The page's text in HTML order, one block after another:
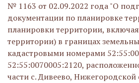
№ 1163 от 02.09.2022 года "О
документации по планировке
планировки территории,
территории) в границах
кадастровыми номерами
52:55:0070005:2120,
части с. Дивеево, Нижегородской